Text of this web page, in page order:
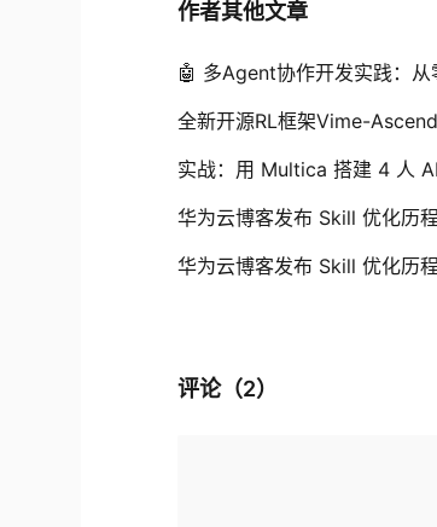
作者其他文章
🤖 多Agent协作开发实践：
全新开源RL框架Vime-
实战：用 Multica 搭建 4 人
华为云博客发布 Skill 优化历
华为云博客发布 Skill 优化历
评论（2）